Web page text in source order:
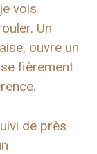
vois
Un
ouvre un
fièrement
de près